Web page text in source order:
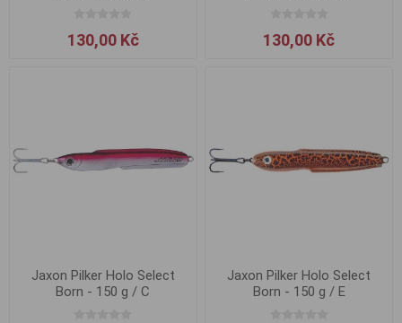
130,00 Kč 130,00 Kč
Jaxon Pilker Holo Select
Born - 150 g / C
Jaxon Pilker Holo Select
Born - 150 g / E